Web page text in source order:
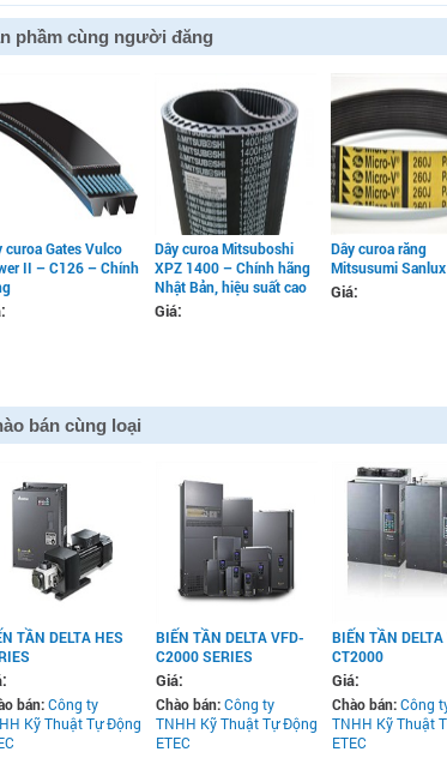
phầm cùng người đăng
curoa Gates Vulco
II – C126 – Chính
Dây curoa Mitsuboshi
XPZ 1400 – Chính hãng
Nhật Bản, hiệu suất cao
Giá:
Dây curoa răng
Mitsusumi
Giá:
bán cùng loại
TẦN DELTA HES
bán:Công ty
Kỹ Thuật Tự Động
BIẾN TẦN DELTA VFD-
C2000 SERIES
Giá:
Chào bán:Công ty
TNHH Kỹ Thuật Tự Động
ETEC
BIẾN TẦN
CT2000
Giá:
Chào bán:Công
TNHH Kỹ Thuật
ETEC